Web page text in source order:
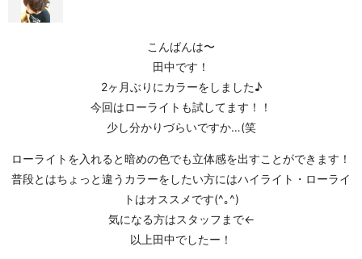
こんばんは〜
田中です！
2ヶ月ぶりにカラーをしました♪
今回はローライトも試してます！！
少し分かりづらいですか…(笑
ローライトを入れると暗めの色でも立体感を出すことができます！
普段とはちょっと違うカラーをしたい方にはハイライト・ローライ
トはオススメです(^｡^)
気になる方はスタッフまで←
以上田中でしたー！